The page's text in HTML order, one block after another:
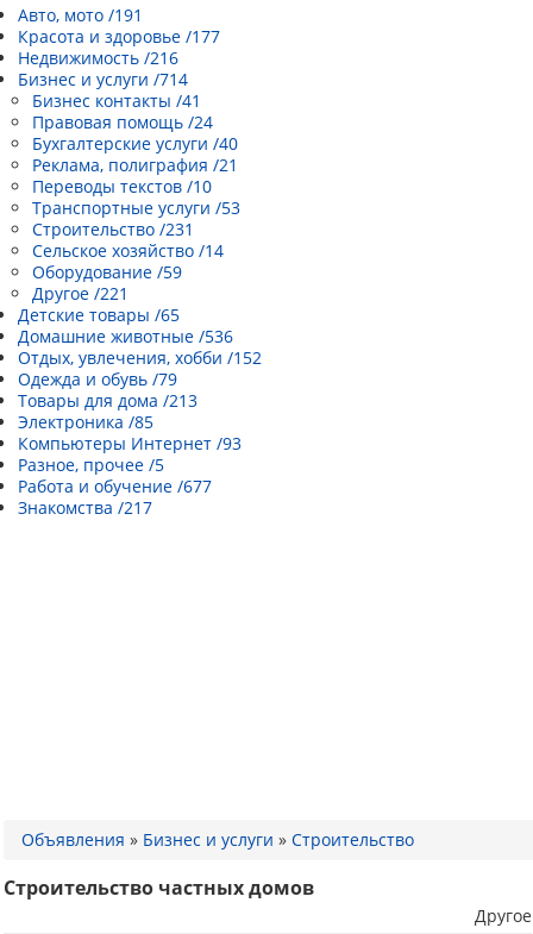
Каталог сайтов
| Регистрация |
Авто, мото /191
Красота и здоровье /177
Недвижимость /216
Бизнес и услуги /714
Бизнес контакты /41
Правовая помощь /24
Бухгалтерские услуги /40
Реклама, полиграфия /21
Переводы текстов /10
Транспортные услуги /53
Строительство /231
Сельское хозяйство /14
Оборудование /59
Другое /221
Детские товары /65
Домашние животные /536
Отдых, увлечения, хобби /152
Одежда и обувь /79
Товары для дома /213
Электроника /85
Компьютеры Интернет /93
Разное, прочее /5
Работа и обучение /677
Знакомства /217
Объявления » Бизнес и услуги » Строительство
Строительство частных домов
Другое